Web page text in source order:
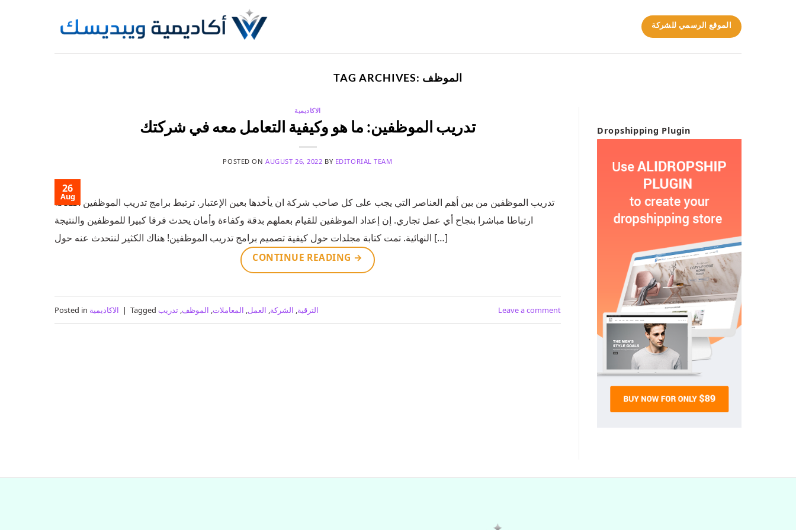
الموقع الرسمي للشركة
TAG ARCHIVES: الموظف
الاكاديمية
تدريب الموظفين: ما هو وكيفية التعامل معه في شركتك
POSTED ONAUGUST 26, 2022 BY EDITORIAL TEAM
26
Aug
تدريب الموظفين من بين أهم العناصر التي يجب على كل صاحب شركة ان يأخدها بعين الإعتبار. ترتبط برامج تدريب الموظفين الفعالة
ارتباطا مباشرا بنجاح أي عمل تجاري. إن إعداد الموظفين للقيام بعملهم بدقة وكفاءة وأمان يحدث فرقا كبيرا للموظفين والنتيجة
النهائية. تمت كتابة مجلدات حول كيفية تصميم برامج تدريب الموظفين! هناك الكثير لنتحدث عنه حول […]
CONTINUE READING →
Posted in الاكاديمية | Tagged الترقية, الشركة, العمل, المعاملات, الموظف, تدريب Leave a comment
Dropshipping Plugin